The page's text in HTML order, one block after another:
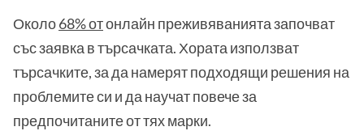
Около68% отонлайн преживяванията започват
със заявка в търсачката. Хората използват
търсачките, за да намерят подходящи решения на
проблемите си и да научат повече за
предпочитаните от тях марки.